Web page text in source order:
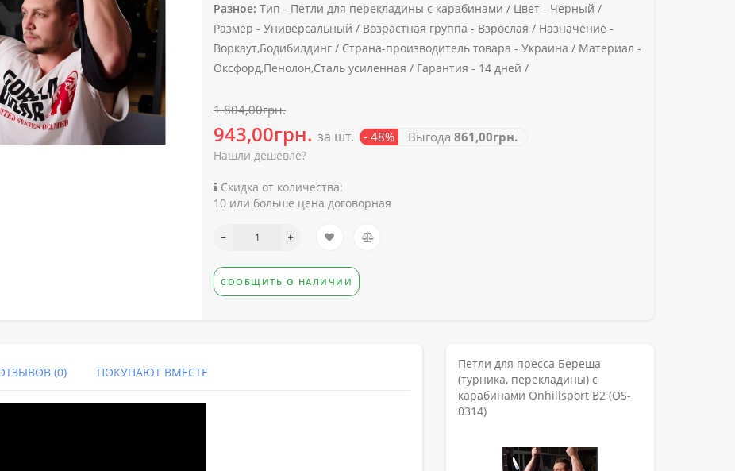
Разное: Тип - Петли для перекладины с карабинами / Цвет - Черный /
Размер - Универсальный / Возрастная группа - Взрослая / Назначение -
Воркаут,Бодибилдинг / Страна-производитель товара - Украина / Материал -
Оксфорд,Пенолон,Сталь усиленная / Гарантия - 14 дней /
1 804,00грн.
943,00грн. за шт. - 48% Выгода 861,00грн.
Нашли дешевле?
Скидка от количества:
10 или больше цена договорная
СООБЩИТЬ О НАЛИЧИИ
(0) ПОКУПАЮТ ВМЕСТЕ
Петли для пресса Береша
(турника, перекладины) с
карабинами Onhillsport B2 (OS-
0314)